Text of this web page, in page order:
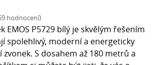
hodnocení)
EMOS P5729 bílý je skvělým řešením
spolehlivý, moderní a energeticky
S dosahem až 180 metrů a